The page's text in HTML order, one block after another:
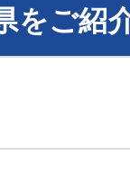
をご紹